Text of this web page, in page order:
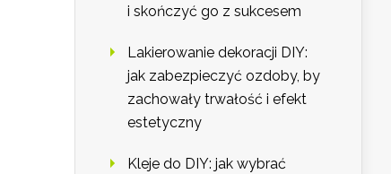
i skończyć go z sukcesem
Lakierowanie dekoracji DIY:
jak zabezpieczyć ozdoby, by
zachowały trwałość i efekt
estetyczny
Kleje do DIY: jak wybrać